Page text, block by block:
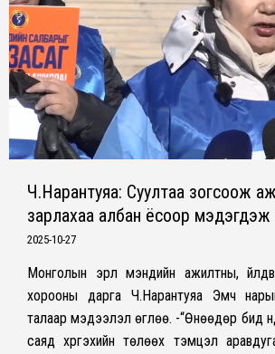
Ч.Нарантуяа: Суултаа зогсоож
зарлахаа албан ёсоор мэдэгдэж
2025-10-27
Монголын эрүүл мэндийн ажилтны,
хорооны дарга Ч.Нарантуяа Эмч
талаар мэдээлэл өглөө. -“Өнөөдөр бид
саяд хүргэхийн төлөөх тэмцэл